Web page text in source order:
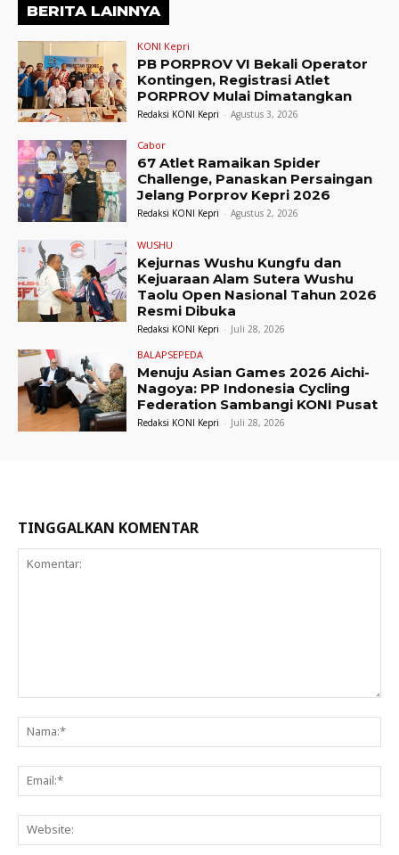
BERITA LAINNYA
KONI Kepri
PB PORPROV VI Bekali Operator
Kontingen, Registrasi Atlet
PORPROV Mulai Dimatangkan
Redaksi KONI Kepri - Agustus 3, 2026
Cabor
67 Atlet Ramaikan Spider
Challenge, Panaskan Persaingan
Jelang Porprov Kepri 2026
Redaksi KONI Kepri - Agustus 2, 2026
WUSHU
Kejurnas Wushu Kungfu dan
Kejuaraan Alam Sutera Wushu
Taolu Open Nasional Tahun 2026
Resmi Dibuka
Redaksi KONI Kepri - Juli 28, 2026
BALAPSEPEDA
Menuju Asian Games 2026 Aichi-
Nagoya: PP Indonesia Cycling
Federation Sambangi KONI Pusat
Redaksi KONI Kepri - Juli 28, 2026
TINGGALKAN KOMENTAR